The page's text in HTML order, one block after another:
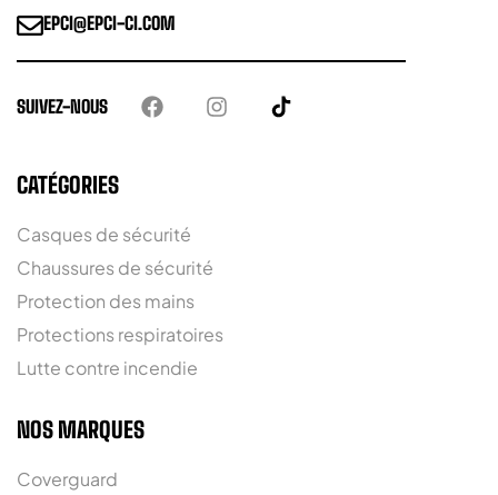
EPCI@EPCI-CI.COM
SUIVEZ-NOUS
CATÉGORIES
Casques de sécurité
Chaussures de sécurité
Protection des mains
Protections respiratoires
Lutte contre incendie
NOS MARQUES
Coverguard